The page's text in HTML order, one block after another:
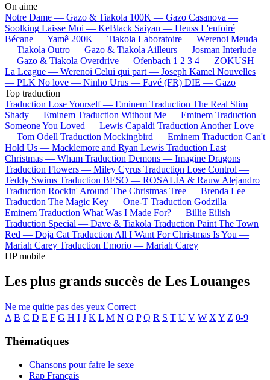
On aime
Notre Dame — Gazo & Tiakola 100K — Gazo Casanova —
Soolking Laisse Moi — KeBlack Saiyan — Heuss L'enfoiré
Bécane —Yamê 200K — Tiakola Laboratoire — Werenoi Meuda
— Tiakola Outro — Gazo & Tiakola Ailleurs — Josman Interlude
— Gazo & Tiakola Overdrive — Ofenbach 1 2 3 4 — ZOKUSH
La League — Werenoi Celui qui part — Joseph Kamel Nouvelles
— PLK No love — Ninho Urus — Favé (FR) DIE — Gazo
Top traduction
Traduction Lose Yourself — Eminem Traduction The Real Slim
Shady — Eminem Traduction Without Me — Eminem Traduction
Someone You Loved — Lewis Capaldi Traduction Another Love
— Tom Odell Traduction Mockingbird — Eminem Traduction Can't
Hold Us — Macklemore and Ryan Lewis Traduction Last
Christmas — Wham Traduction Demons — Imagine Dragons
Traduction Flowers — Miley Cyrus Traduction Lose Control —
Teddy Swims Traduction BESO — ROSALÍA & Rauw Alejandro
Traduction Rockin' Around The Christmas Tree — Brenda Lee
Traduction The Magic Key — One-T Traduction Godzilla —
Eminem Traduction What Was I Made For? — Billie Eilish
Traduction Special — Dave & Tiakola Traduction Paint The Town
Red — Doja Cat Traduction All I Want For Christmas Is You —
Mariah Carey Traduction Emorio — Mariah Carey
HP mobile
Les plus grands succès de Les Louanges
Ne me quitte pas des yeux Correct
A B C D E F G H I J K L M N O P Q R S T U V W X Y Z 0-9
Thématiques
Chansons pour faire le sexe
Rap Français